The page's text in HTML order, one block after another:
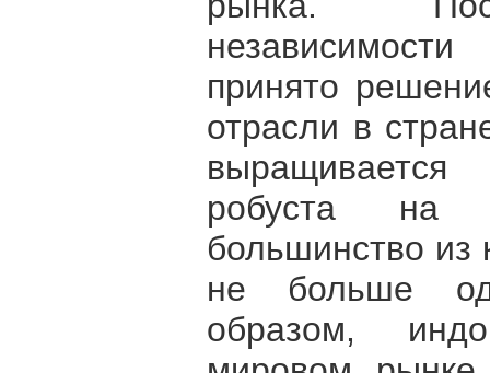
принято
отрасли в
робуста на
большинство из
не больше
образом,